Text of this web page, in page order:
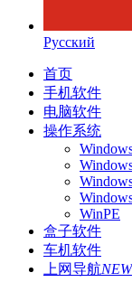
Русский
首页
手机软件
电脑软件
操作系统
WinPE
盒子软件
车机软件
上网导航NEW